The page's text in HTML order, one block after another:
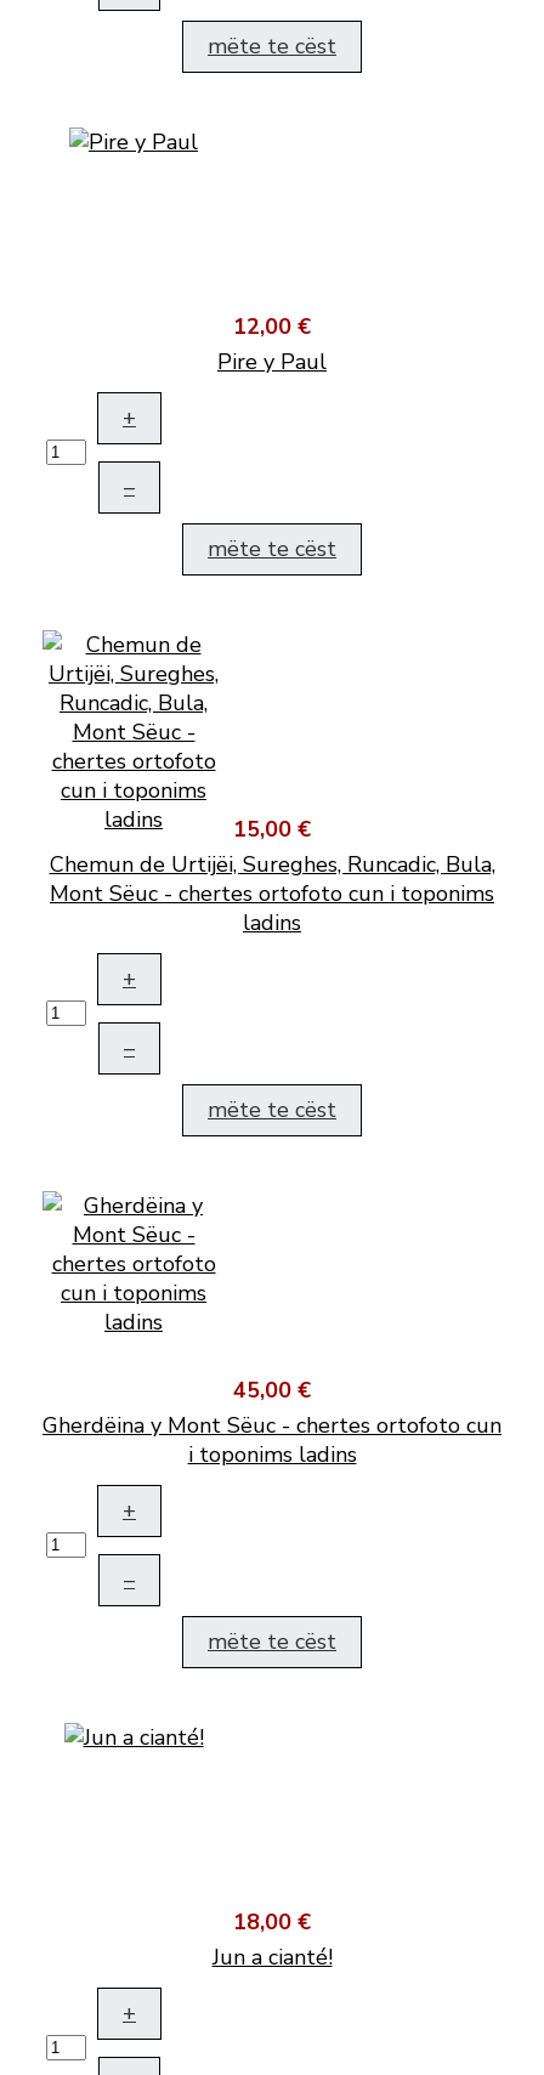
mëte te cëst
12,00 €
Pire y Paul
+
–
mëte te cëst
15,00 €
Chemun de Urtijëi, Sureghes, Runcadic, Bula,
Mont Sëuc - chertes ortofoto cun i toponims
ladins
+
–
mëte te cëst
45,00 €
Gherdëina y Mont Sëuc - chertes ortofoto cun
i toponims ladins
+
–
mëte te cëst
18,00 €
Jun a cianté!
+